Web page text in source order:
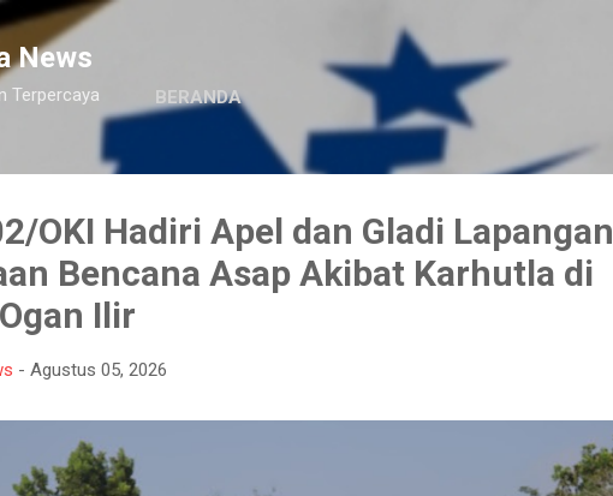
Langsung ke konten utama
News
Terpercaya BERANDA
OKI Hadiri Apel dan Gladi Lapangan
Bencana Asap Akibat Karhutla di
Ilir
- Agustus 05, 2026